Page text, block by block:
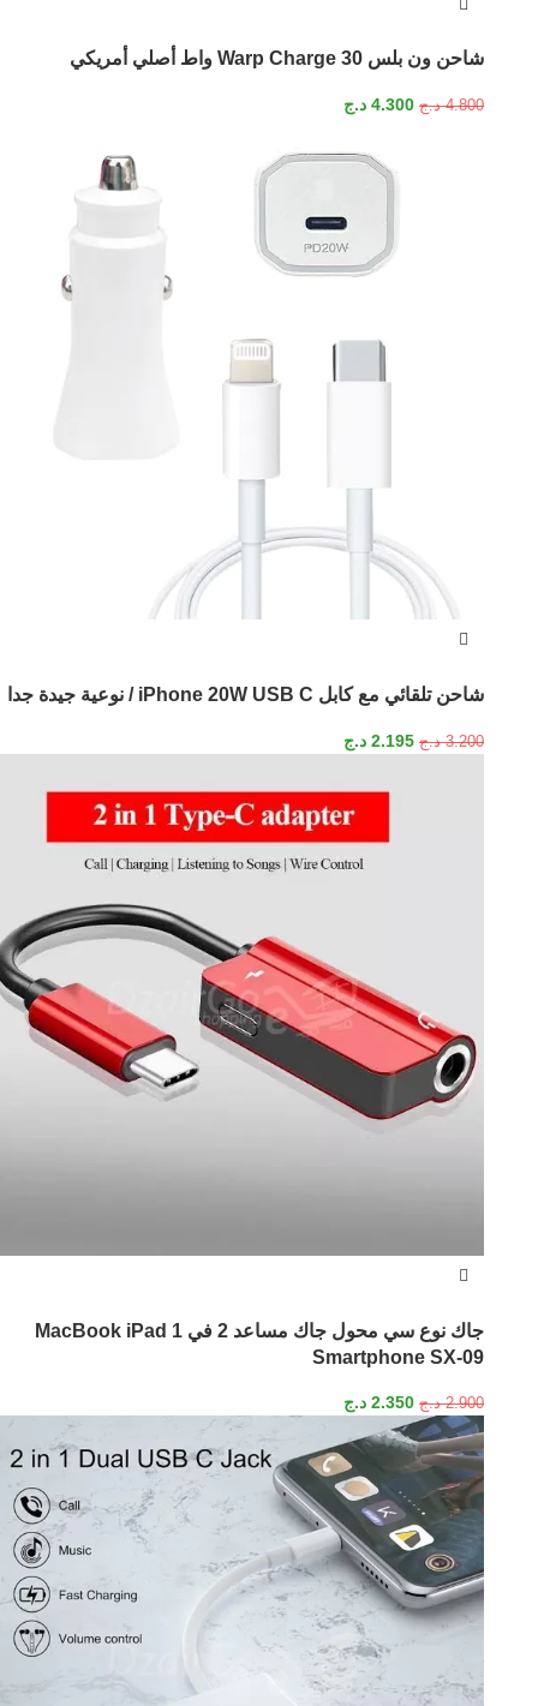
شاحن ون بلس Warp Charge 30 واط أصلي أمريكي
4.800 د.ج 4.300 د.ج
شاحن تلقائي مع كابل iPhone 20W USB C / نوعية جيدة جدا
3.200 د.ج 2.195 د.ج
جاك نوع سي محول جاك مساعد 2 في 1 MacBook iPad
Smartphone SX-09
2.900 د.ج 2.350 د.ج